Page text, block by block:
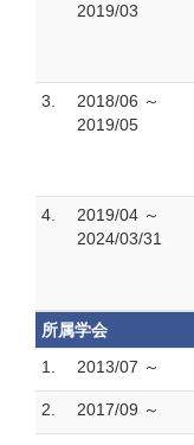
2019/03
3.
2018/06 ～
2019/05
4.
2019/04 ～
2024/03/31
所属学会
1.
2013/07 ～
2. 2017/09 ～